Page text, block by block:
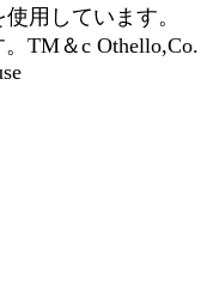
使用しています。
TM＆c Othello,Co.